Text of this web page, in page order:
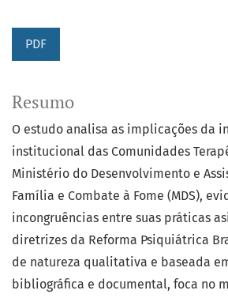
PDF
Resumo
O estudo analisa as implicações da
institucional das Comunidades
Ministério do Desenvolvimento e
Família e Combate à Fome (MDS),
incongruências entre suas práticas
diretrizes da Reforma Psiquiátrica
de natureza qualitativa e baseada
bibliográfica e documental, foca no